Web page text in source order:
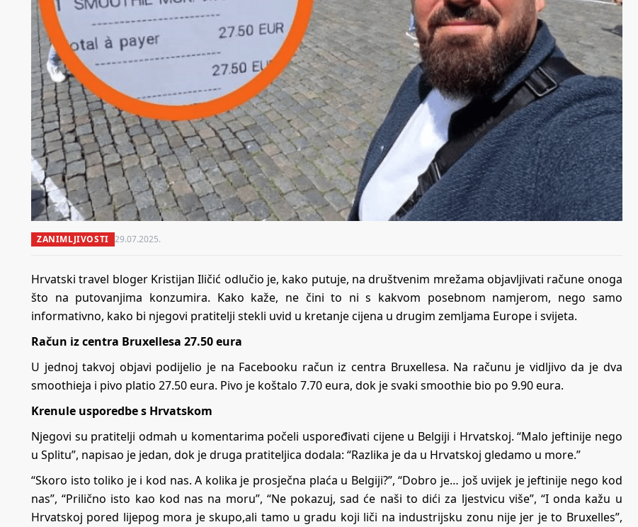
ZANIMLJIVOSTI 29.07.2025.
Hrvatski travel bloger Kristijan Iličić odlučio je, kako putuje, na društvenim mrežama objavljivati račune onoga
što na putovanjima konzumira. Kako kaže, ne čini to ni s kakvom posebnom namjerom, nego samo
informativno, kako bi njegovi pratitelji stekli uvid u kretanje cijena u drugim zemljama Europe i svijeta.
Račun iz centra Bruxellesa 27.50 eura
U jednoj takvoj objavi podijelio je na Facebooku račun iz centra Bruxellesa. Na računu je vidljivo da je dva
smoothieja i pivo platio 27.50 eura. Pivo je koštalo 7.70 eura, dok je svaki smoothie bio po 9.90 eura.
Krenule usporedbe s Hrvatskom
Njegovi su pratitelji odmah u komentarima počeli uspoređivati cijene u Belgiji i Hrvatskoj. “Malo jeftinije nego
u Splitu”, napisao je jedan, dok je druga pratiteljica dodala: “Razlika je da u Hrvatskoj gledamo u more.”
“Skoro isto toliko je i kod nas. A kolika je prosječna plaća u Belgiji?”, “Dobro je… još uvijek je jeftinije nego kod
nas”, “Prilično isto kao kod nas na moru”, “Ne pokazuj, sad će naši to dići za ljestvicu više”, “I onda kažu u
Hrvatskoj pored lijepog mora je skupo,ali tamo u gradu koji liči na industrijsku zonu nije jer je to Bruxelles”,